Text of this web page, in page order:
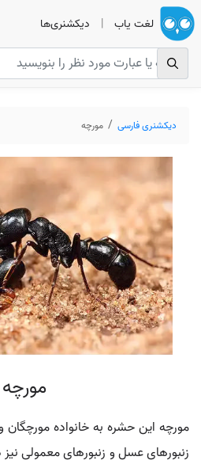
لغت یاب | دیکشنری‌ها
دیکشنری فارسی مورچه
مورچه
مورچه این حشره به خانواده مورچگان
زنبورهای عسل و زنبورهای معمولی